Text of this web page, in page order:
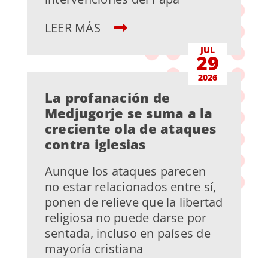
LEER MÁS
JUL
29
2026
La profanación de
Medjugorje se suma a la
creciente ola de ataques
contra iglesias
Aunque los ataques parecen
no estar relacionados entre sí,
ponen de relieve que la libertad
religiosa no puede darse por
sentada, incluso en países de
mayoría cristiana